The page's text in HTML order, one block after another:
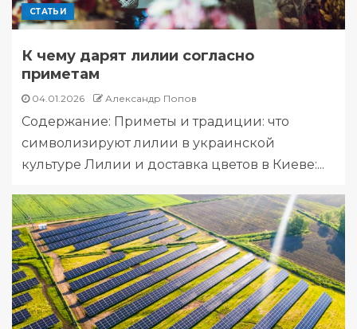
СТАТЬИ
К чему дарят лилии согласно
приметам
04.01.2026 Александр Попов
Содержание: Приметы и традиции: что
символизируют лилии в украинской
культуре Лилии и доставка цветов в Киеве:...